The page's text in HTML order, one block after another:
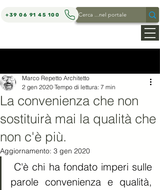
+39 06 91 45 100
La convenienza che non
sostituirà mai la qualità che
non c'è più.
Marco Repetto Architetto
2 gen 2020 Tempo di lettura: 7 min
Aggiornamento: 3 gen 2020
parole convenienza e qualità,